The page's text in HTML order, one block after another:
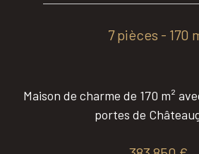
7 pièces - 170
Maison de charme de 170 m²
portes de